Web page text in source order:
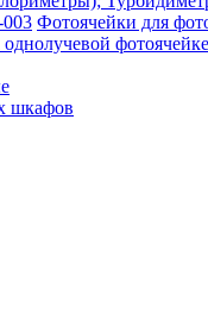
Фотоячейки для
шкафов